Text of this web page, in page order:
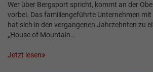
Wer über Bergsport spricht, kommt an der
vorbei. Das familiengeführte Unternehmen
hat sich in den vergangenen Jahrzehnten zu
„House of Mountain…
Jetzt lesen